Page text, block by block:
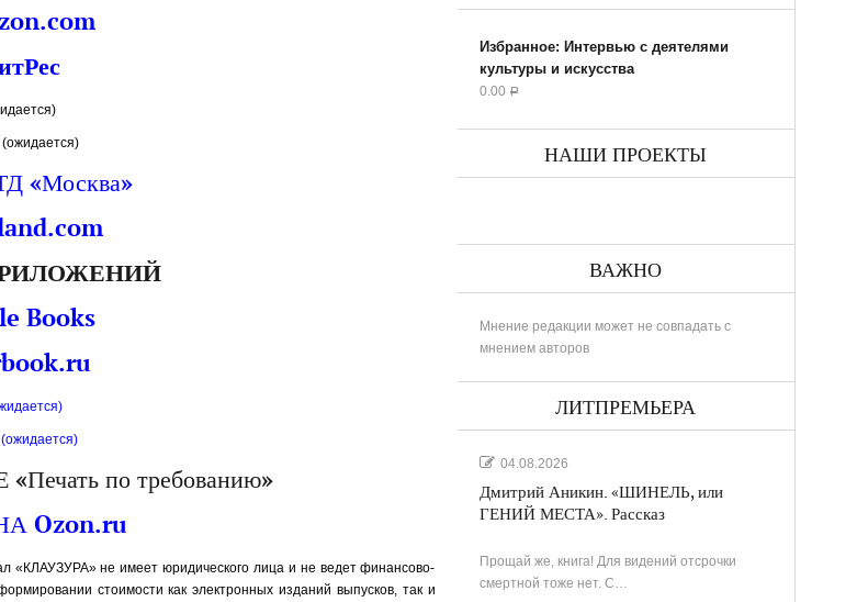
«Москва»
Books
по требованию»
Ozon.ru
«КЛАУЗУРА» не имеет юридического лица и не ведет финансово-
стоимости как электронных изданий выпусков, так и
Избранное: Интервью с деятелями
культуры и искусства
0.00 Р
НАШИ ПРОЕКТЫ
ВАЖНО
Мнение редакции может не совпадать с
мнением авторов
ЛИТПРЕМЬЕРА
04.08.2026
Дмитрий Аникин. «ШИНЕЛЬ, или
ГЕНИЙ МЕСТА». Рассказ
Прощай же, книга! Для видений отсрочки
смертной тоже нет. С…